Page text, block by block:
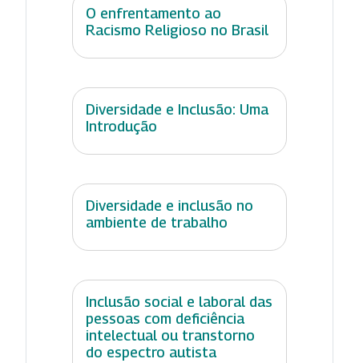
O enfrentamento ao
Racismo Religioso no Brasil
Diversidade e Inclusão: Uma
Introdução
Diversidade e inclusão no
ambiente de trabalho
Inclusão social e laboral das
pessoas com deficiência
intelectual ou transtorno
do espectro autista